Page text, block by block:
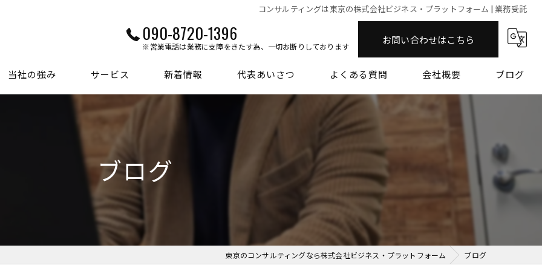
コンサルティングは東京の株式会社ビジネス・プラットフォーム | 業務受託
090-8720-1396
※営業電話は業務に支障をきたす為、一切お断りしております
お問い合わせはこちら
当社の強み サービス 新着情報 代表あいさつ よくある質問 会社概要 ブログ
ブログ
東京のコンサルティングなら株式会社ビジネス・プラットフォーム ブログ